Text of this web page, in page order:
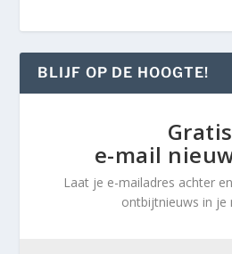
BLIJF OP DE HOOGTE!
Gratis
e-mail
Laat je e-mailadres achter
ontbijtnieuws in je